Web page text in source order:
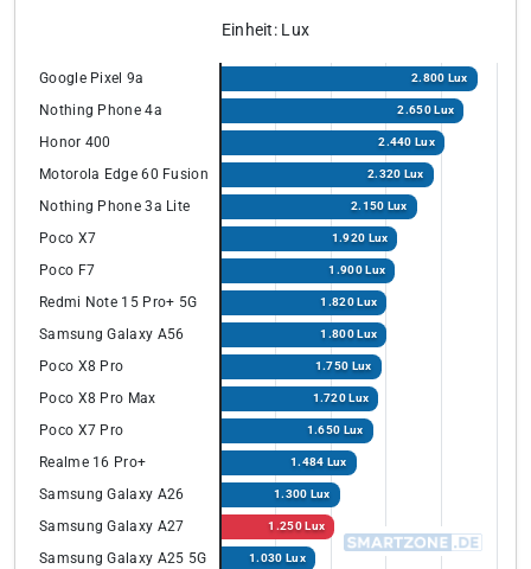
Einheit: Lux
Google Pixel 9a 2.800 Lux
Nothing Phone 4a 2.650 Lux
Honor 400 2.440 Lux
Motorola Edge 60 Fusion 2.320 Lux
Nothing Phone 3a Lite 2.150 Lux
Poco X7 1.920 Lux
Poco F7 1.900 Lux
Redmi Note 15 Pro+ 5G 1.820 Lux
Samsung Galaxy A56 1.800 Lux
Poco X8 Pro 1.750 Lux
Poco X8 Pro Max 1.720 Lux
Poco X7 Pro 1.650 Lux
Realme 16 Pro+ 1.484 Lux
Samsung Galaxy A26 1.300 Lux
Samsung Galaxy A27 1.250 Lux
Samsung Galaxy A25 5G 1.030 Lux